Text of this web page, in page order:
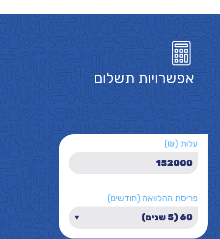
אפשרויות תשלום
עלות (₪)
פריסת ההלוואה (חודשים)